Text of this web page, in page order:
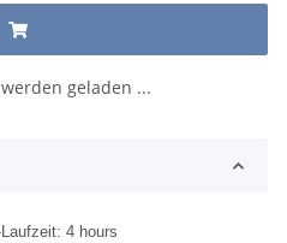
geladen ...
4 hours